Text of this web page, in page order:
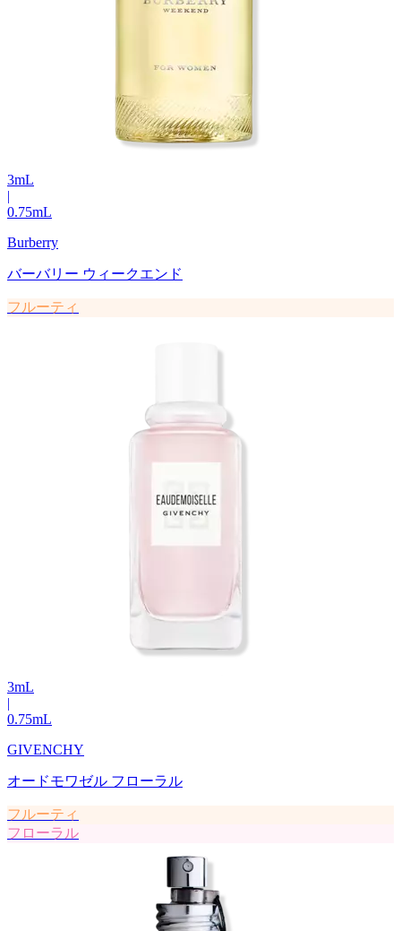
3mL
|
0.75mL
Burberry
バーバリー ウィークエンド
フルーティ
3mL
|
0.75mL
GIVENCHY
オードモワゼル フローラル
フルーティ
フローラル